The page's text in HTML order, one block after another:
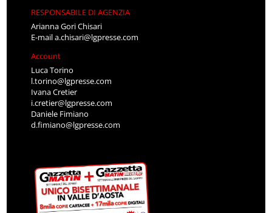
RESPONSABILE DI AGENZIA
Arianna Gori Chisari
E-maila.chisari@lgpresse.com
Account
Luca Torino
l.torino@lgpresse.com
Ivana Cretier
i.cretier@lgpresse.com
Daniele Fimiano
d.fimiano@lgpresse.com